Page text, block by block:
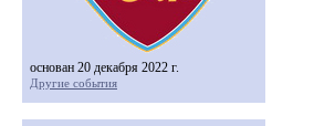
основан 20 декабря 2022 г.
Другие события